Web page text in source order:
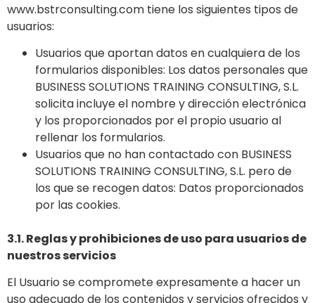
www.bstrconsulting.com tiene los siguientes tipos de
usuarios:
Usuarios que aportan datos en cualquiera de los
formularios disponibles: Los datos personales que
BUSINESS SOLUTIONS TRAINING CONSULTING, S.L.
solicita incluye el nombre y dirección electrónica
y los proporcionados por el propio usuario al
rellenar los formularios.
Usuarios que no han contactado con BUSINESS
SOLUTIONS TRAINING CONSULTING, S.L. pero de
los que se recogen datos: Datos proporcionados
por las cookies.
3.1. Reglas y prohibiciones de uso para usuarios de
nuestros servicios
El Usuario se compromete expresamente a hacer un
uso adecuado de los contenidos y servicios ofrecidos y